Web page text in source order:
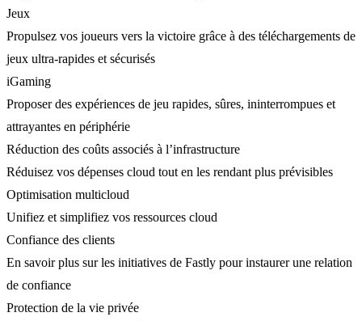
Jeux
Propulsez vos joueurs vers la victoire grâce à des téléchargements de
jeux ultra-rapides et sécurisés
iGaming
Proposer des expériences de jeu rapides, sûres, ininterrompues et
attrayantes en périphérie
Réduction des coûts associés à l’infrastructure
Réduisez vos dépenses cloud tout en les rendant plus prévisibles
Optimisation multicloud
Unifiez et simplifiez vos ressources cloud
Confiance des clients
En savoir plus sur les initiatives de Fastly pour instaurer une relation
de confiance
Protection de la vie privée